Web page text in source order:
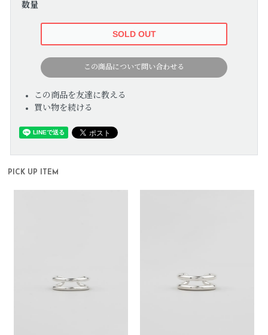
数量
この商品について問い合わせる
この商品を友達に教える
買い物を続ける
PICK UP ITEM